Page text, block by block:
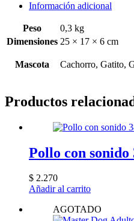
Información adicional
Peso
0,3 kg
Dimensiones 25 × 17 × 6 cm
Mascota Cachorro, Gatito,
Productos
Pollo con sonido
$ 2.270
Añadir al carrito
AGOTADO